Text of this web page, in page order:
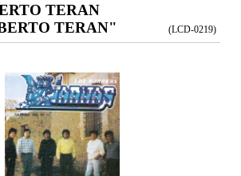
TERAN
TERAN"
(LCD-0219)